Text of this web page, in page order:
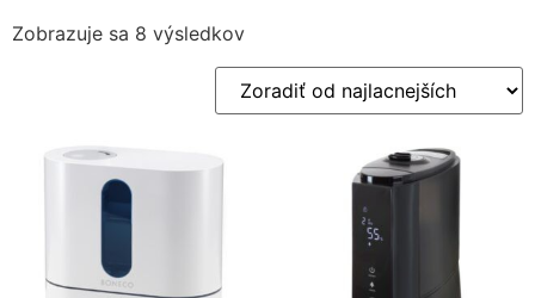
Zobrazuje sa 8 výsledkov
Nevyhnutné
Tieto súbory
voliteľné. Sú